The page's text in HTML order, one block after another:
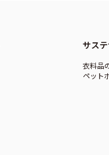
サス
衣料品
ペット